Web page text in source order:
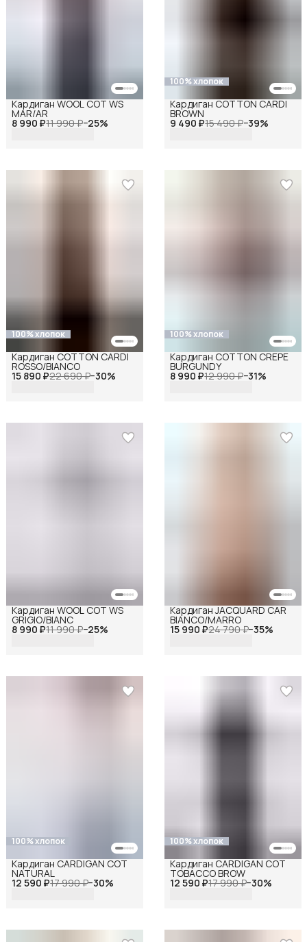
8 990 ₽11 990 ₽−25%
Кардиган WOOL COT WS
MAR/AR
100% хлопок
9 490 ₽15 490 ₽−39%
Кардиган COTTON CARDI
BROWN
100% хлопок
15 890 ₽22 690 ₽−30%
Кардиган COTTON CARDI
ROSSO/BIANCO
100% хлопок
8 990 ₽12 990 ₽−31%
Кардиган COTTON CREPE
BURGUNDY
8 990 ₽11 990 ₽−25%
Кардиган WOOL COT WS
GRIGIO/BIANC
15 990 ₽24 790 ₽−35%
Кардиган JACQUARD CAR
BIANCO/MARRO
100% хлопок
12 590 ₽17 990 ₽−30%
Кардиган CARDIGAN COT
NATURAL
100% хлопок
12 590 ₽17 990 ₽−30%
Кардиган CARDIGAN COT
TOBACCO BROW